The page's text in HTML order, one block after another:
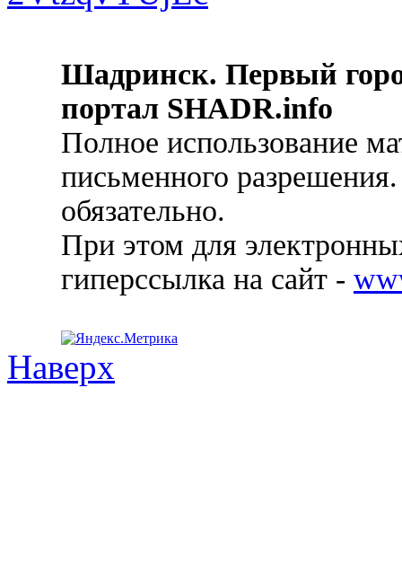
Шадринск. Первый
портал SHADR.info
Полное использование
письменного
обязательно.
При этом для
гиперссылка на сайт -
Наверх